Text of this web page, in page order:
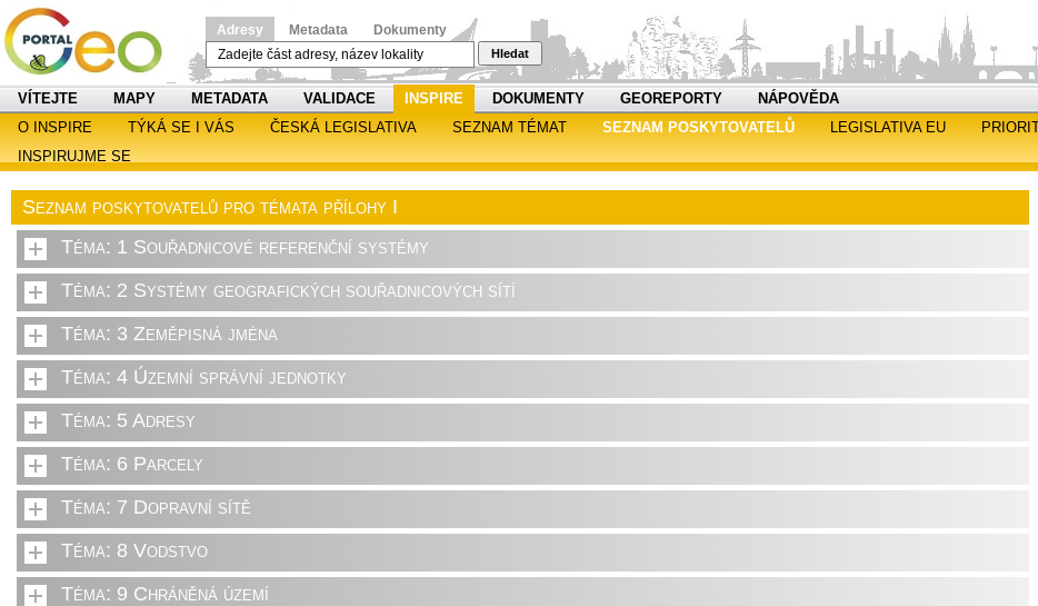
Adresy Metadata Dokumenty
Hledat
VÍTEJTE MAPY METADATA VALIDACE INSPIRE DOKUMENTY GEOREPORTY
NÁPOVĚDA
O INSPIRE
TÝKÁ SE I VÁS ČESKÁ LEGISLATIVA SEZNAM TÉMAT SEZNAM POSKYTOVATELŮ LEGISLATIVA EU
INSPIRUJME SE
Seznam poskytovatelů pro témata přílohy I
Téma: 1 Souřadnicové referenční systémy
Téma: 2 Systémy geografických souřadnicových sítí
Téma: 3 Zeměpisná jména
Téma: 4 Územní správní jednotky
Téma: 5 Adresy
Téma: 6 Parcely
Téma: 7 Dopravní sítě
Téma: 8 Vodstvo
Téma: 9 Chráněná území